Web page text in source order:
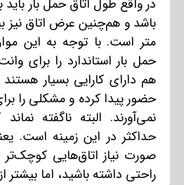
متر است. با توجه به این
حمل بار استاندارد را برای
هم دارای کارایی بسیار
حضور پیدا کرده و مشکلی را
نمی‌آورند. البته ناگفته
حداکثر در این زمینه است.
صورت نیاز اتاق‌هایی کوچک‌تر
راحتی داشته باشید، اما بیشتر